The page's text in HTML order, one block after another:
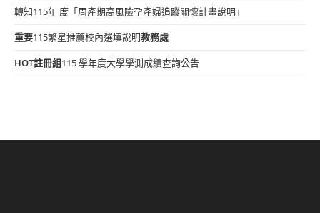
轉知115年 度「周產期高風險孕產婦追蹤關懷計畫說明」
重要115繁星推薦校內選填說明教務處
HOT註冊組115 學年度大學學測成績查詢公告